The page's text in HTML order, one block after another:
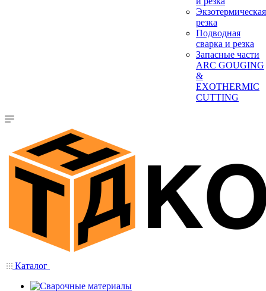
Экзотермическая
резка
Подводная
сварка и резка
Запасные части
ARC GOUGING
&
EXOTHERMIC
CUTTING
Каталог